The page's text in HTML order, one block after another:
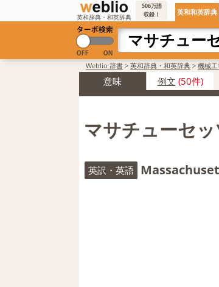
英和辞典・和英辞典
506万語
収録！
英和和英辞典
Weblio 辞書 > 英和辞典・和英辞典 > 機械
意味 例文 (50件)
マサチューセ
英訳・英語